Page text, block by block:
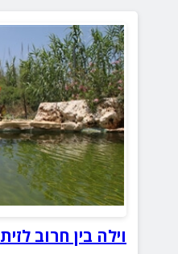
וילה בין חרוב לזית